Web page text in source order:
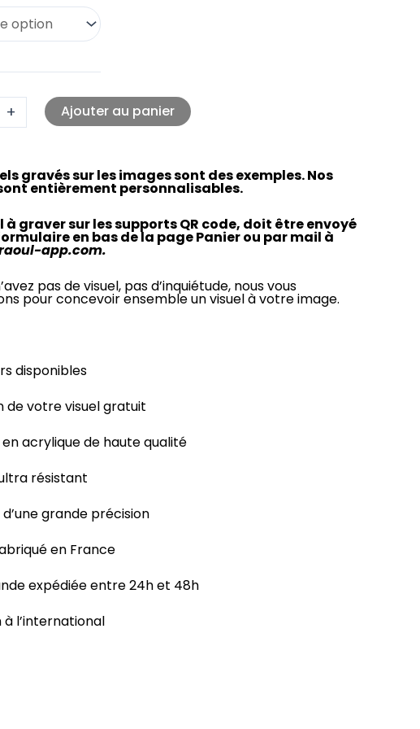
+ Ajouter au panier
gravés sur les images sont des exemples. Nos
entièrement personnalisables.
à graver sur les supports QR code, doit être envoyé
en bas de la page Panier ou par mail à
app.com.
pas de visuel, pas d’inquiétude, nous vous
pour concevoir ensemble un visuel à votre image.
disponibles
votre visuel gratuit
acrylique de haute qualité
résistant
grande précision
en France
expédiée entre 24h et 48h
à l’international